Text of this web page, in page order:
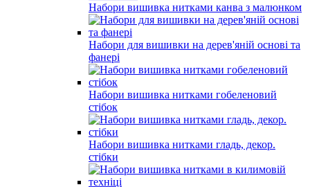
Набори вишивка нитками канва з малюнком
Набори для вишивки на дерев'яній основі та
фанері
Набори вишивка нитками гобеленовий
стібок
Набори вишивка нитками гладь, декор.
стібки